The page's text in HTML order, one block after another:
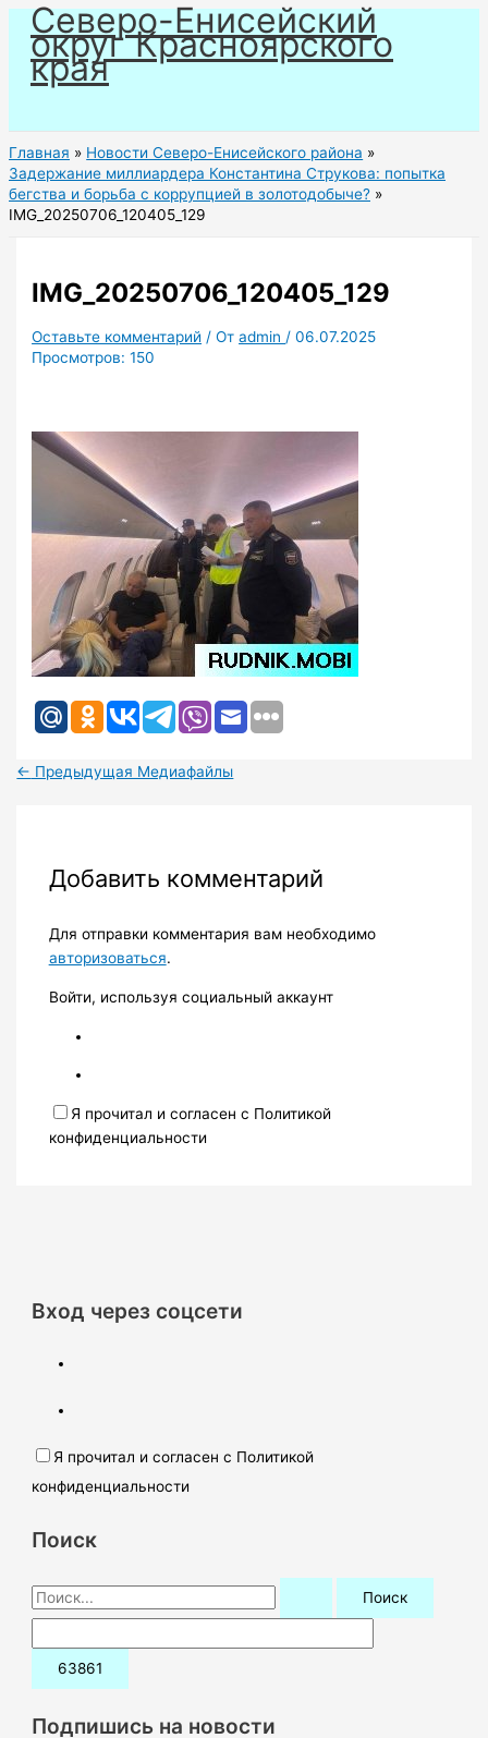
Перейти
содержимому
Северо-Енисейский
округ Красноярского
края
Главная
Новости Северо-Енисейского района
Задержание миллиардера Константина Струкова: попытка
бегства и борьба с коррупцией в золотодобыче?
IMG_20250706_120405_129
IMG_20250706_120405_129
Оставьте комментарий / Отadmin /06.07.2025
Просмотров: 150
← Предыдущая Медиафайлы
Добавить комментарий
Для отправки комментария вам необходимо
авторизоваться.
Войти, используя социальный аккаунт
Я прочитал и согласен с Политикой
конфиденциальности
Вход через соцсети
Я прочитал и согласен с Политикой
конфиденциальности
Поиск
П
о
и
Подпишись на новости